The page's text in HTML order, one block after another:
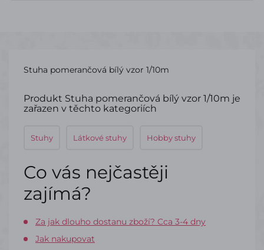
Stuha pomerančová bílý vzor 1/10m
Produkt Stuha pomerančová bílý vzor 1/10m je
zařazen v těchto kategoriích
Stuhy Látkové stuhy Hobby stuhy
Co vás nejčastěji
zajímá?
Za jak dlouho dostanu zboží? Cca 3-4 dny
Jak nakupovat